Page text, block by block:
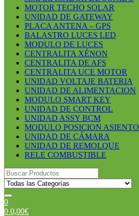
MOTOR TECHO SOLAR
UNIDAD DE GATEWAY
PLACA ANTENA – GPS
BALASTRO LUCES LED
MODULO DE LUCES
CENTRALITA XÉNON
CENTRALITA DE AFS
CENTRALITA UCE MOTOR
UNIDAD VOLTAJE BATERIA
UNIDAD DE ALIMENTACION
MODULO SMART KEY
UNIDAD DE CONTROL
UNIDAD ASSY BCM
MODULO POSICION ASIENTO
UNIDAD DE CÁMARA
UNIDAD DE REMOLQUE
RELE COMBUSTIBLE
Search
for:
0
0 0,00€